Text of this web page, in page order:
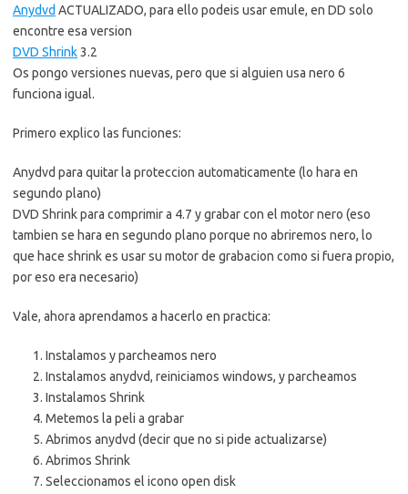
Anydvd ACTUALIZADO, para ello podeis usar emule, en DD solo
encontre esa version
DVD Shrink3.2
Os pongo versiones nuevas, pero que si alguien usa nero 6
funciona igual.
Primero explico las funciones:
Anydvd para quitar la proteccion automaticamente (lo hara en
segundo plano)
DVD Shrink para comprimir a 4.7 y grabar con el motor nero (eso
tambien se hara en segundo plano porque no abriremos nero, lo
que hace shrink es usar su motor de grabacion como si fuera propio,
por eso era necesario)
Vale, ahora aprendamos a hacerlo en practica:
Instalamos y parcheamos nero
Instalamos anydvd, reiniciamos windows, y parcheamos
Instalamos Shrink
Metemos la peli a grabar
Abrimos anydvd (decir que no si pide actualizarse)
Abrimos Shrink
Seleccionamos el icono open disk